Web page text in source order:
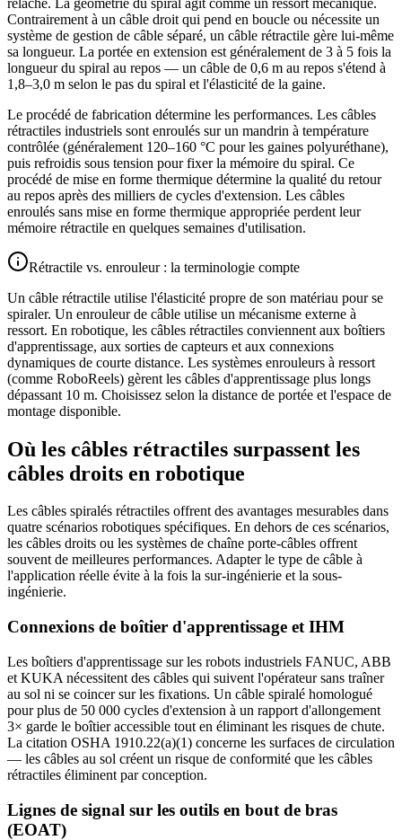
Contrairement à un câble droit qui pend en boucle ou nécessite un
système de gestion de câble séparé, un câble rétractile gère lui-même
sa longueur. La portée en extension est généralement de 3 à 5 fois la
longueur du spiral au repos — un câble de 0,6 m au repos s'étend à
1,8–3,0 m selon le pas du spiral et l'élasticité de la gaine.
Le procédé de fabrication détermine les performances. Les câbles
rétractiles industriels sont enroulés sur un mandrin à température
contrôlée (généralement 120–160 °C pour les gaines polyuréthane),
puis refroidis sous tension pour fixer la mémoire du spiral. Ce
procédé de mise en forme thermique détermine la qualité du retour
au repos après des milliers de cycles d'extension. Les câbles
enroulés sans mise en forme thermique appropriée perdent leur
mémoire rétractile en quelques semaines d'utilisation.
Rétractile vs. enrouleur : la terminologie compte
Un câble rétractile utilise l'élasticité propre de son matériau pour se
spiraler. Un enrouleur de câble utilise un mécanisme externe à
ressort. En robotique, les câbles rétractiles conviennent aux boîtiers
d'apprentissage, aux sorties de capteurs et aux connexions
dynamiques de courte distance. Les systèmes enrouleurs à ressort
(comme RoboReels) gèrent les câbles d'apprentissage plus longs
dépassant 10 m. Choisissez selon la distance de portée et l'espace de
montage disponible.
Où les câbles rétractiles surpassent les
câbles droits en robotique
Les câbles spiralés rétractiles offrent des avantages mesurables dans
quatre scénarios robotiques spécifiques. En dehors de ces scénarios,
les câbles droits ou les systèmes de chaîne porte-câbles offrent
souvent de meilleures performances. Adapter le type de câble à
l'application réelle évite à la fois la sur-ingénierie et la sous-
ingénierie.
Connexions de boîtier d'apprentissage et IHM
Les boîtiers d'apprentissage sur les robots industriels FANUC, ABB
et KUKA nécessitent des câbles qui suivent l'opérateur sans traîner
au sol ni se coincer sur les fixations. Un câble spiralé homologué
pour plus de 50 000 cycles d'extension à un rapport d'allongement
3× garde le boîtier accessible tout en éliminant les risques de chute.
La citation OSHA 1910.22(a)(1) concerne les surfaces de circulation
— les câbles au sol créent un risque de conformité que les câbles
rétractiles éliminent par conception.
Lignes de signal sur les outils en bout de bras
(EOAT)